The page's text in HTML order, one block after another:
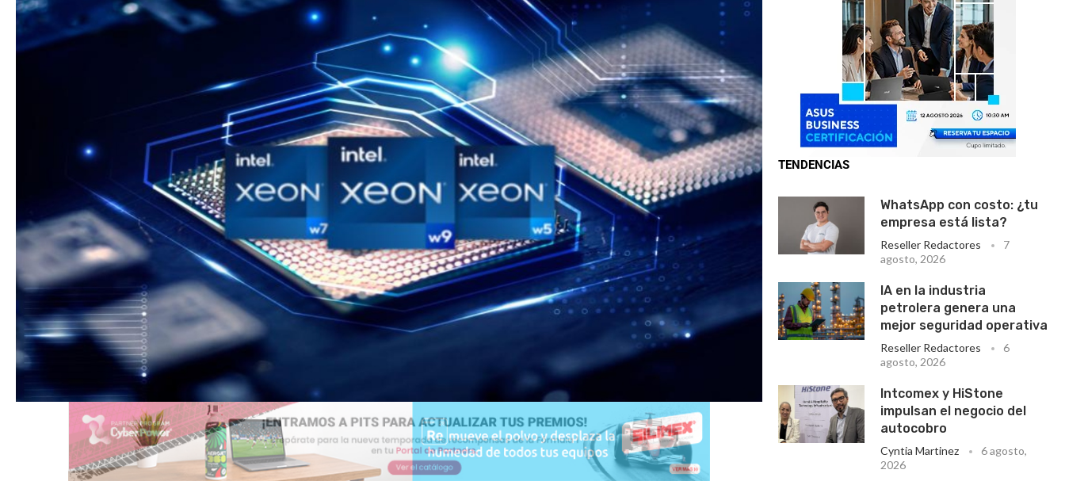
TENDENCIAS
WhatsApp con costo: ¿tu
empresa está lista?
Reseller Redactores
7
agosto, 2026
IA en la industria
petrolera genera una
mejor seguridad operativa
Reseller Redactores
6
agosto, 2026
Intcomex y HiStone
impulsan el negocio del
autocobro
Cyntia Martinez
6 agosto,
2026